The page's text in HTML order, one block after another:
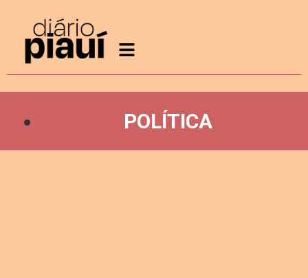
POLÍTICA